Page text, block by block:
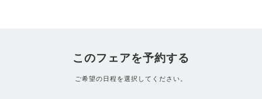
このフェアを予約する
ご希望の日程を選択してください。